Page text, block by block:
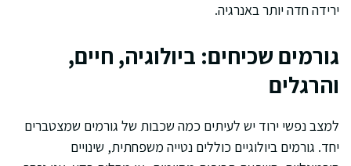
ירידה חדה יותר באנרגיה.
גורמים שכיחים: ביולוגיה, חיים,
והרגלים
למצב נפשי ירוד יש לעיתים כמה שכבות של גורמים שמצטברים
יחד. גורמים ביולוגיים כוללים נטייה משפחתית, שינויים